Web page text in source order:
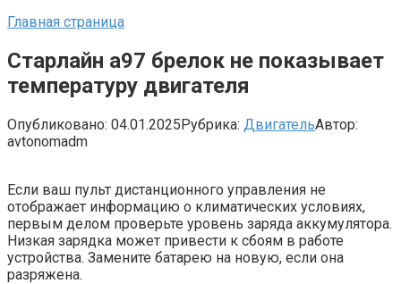
Главная страница
Старлайн а97 брелок не показывает
температуру двигателя
Опубликовано: 04.01.2025Рубрика: ДвигательАвтор:
avtonomadm
Если ваш пульт дистанционного управления не
отображает информацию о климатических условиях,
первым делом проверьте уровень заряда аккумулятора.
Низкая зарядка может привести к сбоям в работе
устройства. Замените батарею на новую, если она
разряжена.